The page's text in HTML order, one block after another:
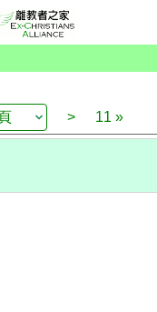
> 11 »